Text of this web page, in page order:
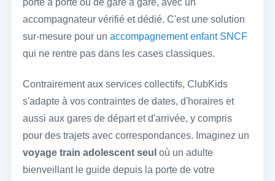
porte à porte ou de gare à gare, avec un
accompagnateur vérifié et dédié. C'est une solution
sur-mesure pour un accompagnement enfant SNCF
qui ne rentre pas dans les cases classiques.
Contrairement aux services collectifs, ClubKids
s'adapte à vos contraintes de dates, d'horaires et
aussi aux gares de départ et d'arrivée, y compris
pour des trajets avec correspondances. Imaginez un
voyage train adolescent seul où un adulte
bienveillant le guide depuis la porte de votre